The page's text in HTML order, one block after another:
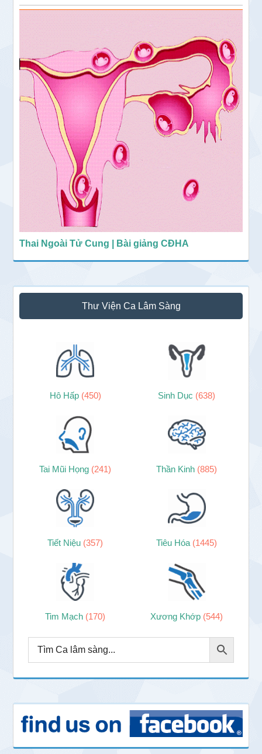
Thai Ngoài Tử Cung | Bài giảng CĐHA
Thư Viện Ca Lâm Sàng
Hô Hấp (450) Sinh Dục (638)
Tai Mũi Họng (241) Thần Kinh (885)
Tiết Niệu (357) Tiêu Hóa (1445)
Tim Mạch (170) Xương Khớp (544)